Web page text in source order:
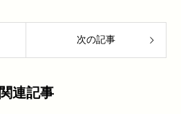
次の記事
関連記事